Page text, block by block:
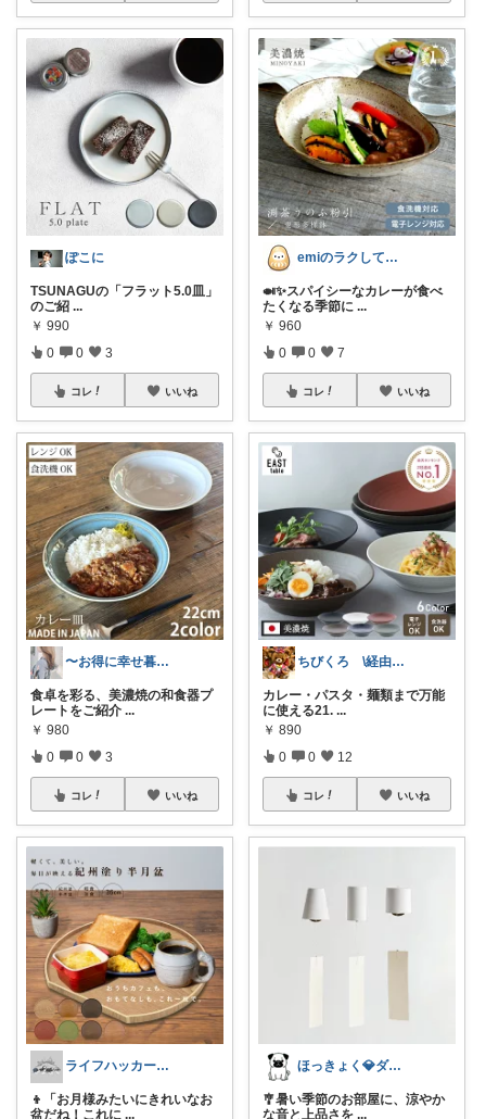
ぽこに
TSUNAGUの「フラット5.0皿」
のご紹 ...
￥ 990
0 0 3
コレ いいね
〜お得に幸せ暮らし〜
食卓を彩る、美濃焼の和食器プ
レートをご紹介 ...
￥ 980
0 0 3
コレ いいね
ライフハッカー🍀Beetle
👦「お月様みたいにきれいなお
盆だね！これに ...
emiのラクしてキレイなアラカン生活
🍛✨スパイシーなカレーが食べ
たくなる季節に ...
￥ 960
0 0 7
コレ いいね
ちびくろ \経由購入ありがとうござます/
カレー・パスタ・麺類まで万能
に使える21. ...
￥ 890
0 0 12
コレ いいね
ほっきょく💎ダイヤモンド会員💎
🎐暑い季節のお部屋に、涼やか
な音と上品さを ...